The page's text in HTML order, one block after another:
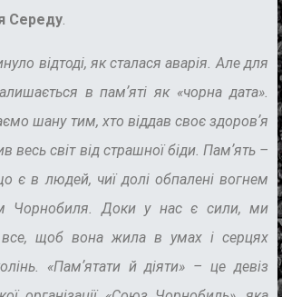
Середу
відтоді, як сталася аварія. Але для
в памʼяті як «чорна дата».
шану тим, хто віддав своє здоровʼя
весь світ від страшної біди. Памʼять –
є в людей, чиї долі обпалені вогнем
Чорнобиля. Доки у нас є сили, ми
щоб вона жила в умах і серцях
«Памʼятати й діяти» – це девіз